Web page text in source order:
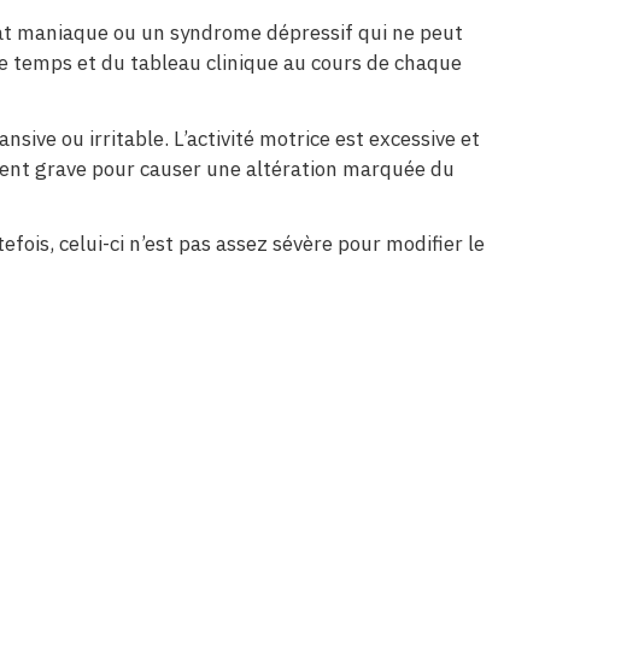
maniaque ou un syndrome dépressif qui ne peut
temps et du tableau clinique au cours de chaque
ou irritable. L’activité motrice est excessive et
grave pour causer une altération marquée du
celui-ci n’est pas assez sévère pour modifier le